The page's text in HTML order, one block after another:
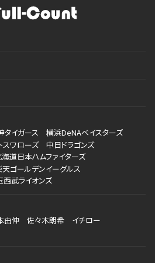
タイガース
横浜DeNAベイスターズ
スワローズ
中日ドラゴンズ
道日本ハムファイターズ
ゴールデンイーグルス
西武ライオンズ
由伸 佐々木朗希
イチロー